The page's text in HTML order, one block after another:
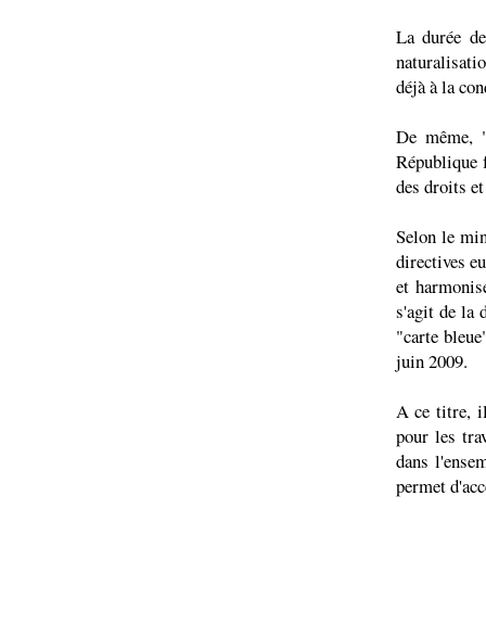
La durée
déjà à la
De même,
République
des droits
Selon le
directives
et
s'agit de la
"carte
juin 2009.
A ce titre, il
pour les
dans
permet